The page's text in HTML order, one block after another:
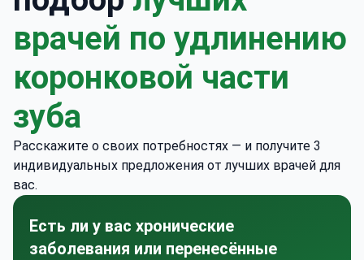
врачей по удлинению
коронковой части
зуба
Расскажите о своих потребностях — и получите 3
индивидуальных предложения от лучших врачей для
вас.
Есть ли у вас хронические
заболевания или перенесённые